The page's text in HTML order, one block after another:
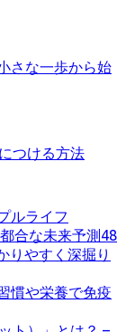
さな一歩から始
つける方法
ルライフ
合な未来予測48
りやすく深掘り
慣や栄養で免疫